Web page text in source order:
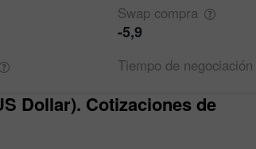
Swap compra
-5,9
Tiempo de negociación